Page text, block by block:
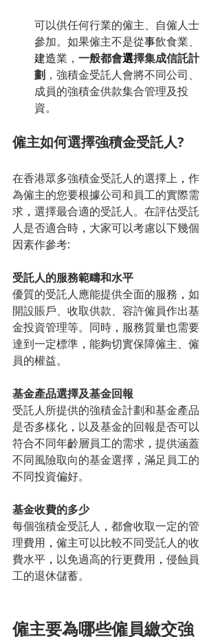
可以供任何行業的僱主、自僱人士
參加。如果僱主不是從事飲食業、
建造業， 一般都會選擇集成信託計
劃 ，強積金受託人會將不同公司、
成員的強積金供款集合管理及投
資。
僱主如何選擇強積金受託人?
在香港眾多強積金受託人的選擇上 ， 作
為僱主的您要根據公司和員工的實際需
求 ， 選擇最合適的受託人。在評估受託
人是否適合時 ， 大家可以考慮以下幾個
因素作參考:
受託人的服務範疇和水平
優質的受託人應能提供全面的服務 ， 如
開設賬戶、收取供款、容許僱員作出基
金投資管理等。同時 ， 服務質量也需要
達到一定標準 ， 能夠切實保障僱主、僱
員的權益。
基金產品選擇及基金回報
受託人所提供的強積金計劃和基金產品
是否多樣化 ， 以及基金的回報是否可以
符合不同年齡層員工的需求 ， 提供涵蓋
不同風險取向的基金選擇 ， 滿足員工的
不同投資偏好。
基金收費的多少
每個強積金受託人 ， 都會收取一定的管
理費用 ， 僱主可以比較不同受託人的收
費水平 ， 以免過高的行更費用 ， 侵蝕員
工的退休儲蓄。
僱主要為哪些僱員繳交強